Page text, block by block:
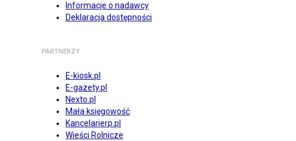
Informacje o nadawcy
Deklaracja dostępności
PARTNERZY
E-kiosk.pl
E-gazety.pl
Nexto.pl
Mała księgowość
Kancelarierp.pl
Wieści Rolnicze